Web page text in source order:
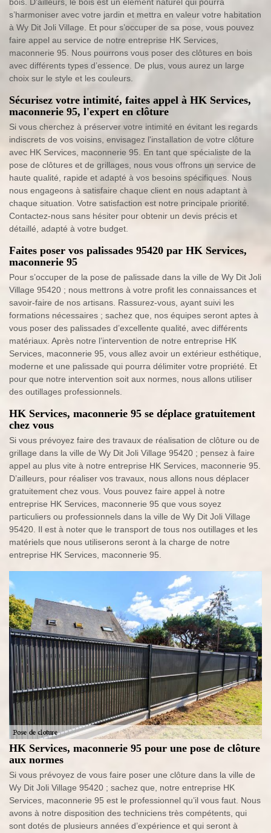
bois. D’ailleurs, le bois est un élément naturel qui pourra
s’harmoniser avec votre jardin et mettra en valeur votre habitation
à Wy Dit Joli Village. Et pour s’occuper de sa pose, vous pouvez
faire appel au service de notre entreprise HK Services,
maconnerie 95. Nous pourrons vous poser des clôtures en bois
avec différents types d’essence. De plus, vous aurez un large
choix sur le style et les couleurs.
Sécurisez votre intimité, faites appel à HK Services,
maconnerie 95, l'expert en clôture
Si vous cherchez à préserver votre intimité en évitant les regards
indiscrets de vos voisins, envisagez l'installation de votre clôture
avec HK Services, maconnerie 95. En tant que spécialiste de la
pose de clôtures et de grillages, nous vous offrons un service de
haute qualité, rapide et adapté à vos besoins spécifiques. Nous
nous engageons à satisfaire chaque client en nous adaptant à
chaque situation. Votre satisfaction est notre principale priorité.
Contactez-nous sans hésiter pour obtenir un devis précis et
détaillé, adapté à votre budget.
Faites poser vos palissades 95420 par HK Services,
maconnerie 95
Pour s’occuper de la pose de palissade dans la ville de Wy Dit Joli
Village 95420 ; nous mettrons à votre profit les connaissances et
savoir-faire de nos artisans. Rassurez-vous, ayant suivi les
formations nécessaires ; sachez que, nos équipes seront aptes à
vous poser des palissades d’excellente qualité, avec différents
matériaux. Après notre l’intervention de notre entreprise HK
Services, maconnerie 95, vous allez avoir un extérieur esthétique,
moderne et une palissade qui pourra délimiter votre propriété. Et
pour que notre intervention soit aux normes, nous allons utiliser
des outillages professionnels.
HK Services, maconnerie 95 se déplace gratuitement
chez vous
Si vous prévoyez faire des travaux de réalisation de clôture ou de
grillage dans la ville de Wy Dit Joli Village 95420 ; pensez à faire
appel au plus vite à notre entreprise HK Services, maconnerie 95.
D’ailleurs, pour réaliser vos travaux, nous allons nous déplacer
gratuitement chez vous. Vous pouvez faire appel à notre
entreprise HK Services, maconnerie 95 que vous soyez
particuliers ou professionnels dans la ville de Wy Dit Joli Village
95420. Il est à noter que le transport de tous nos outillages et les
matériels que nous utiliserons seront à la charge de notre
entreprise HK Services, maconnerie 95.
HK Services, maconnerie 95 pour une pose de clôture
aux normes
Si vous prévoyez de vous faire poser une clôture dans la ville de
Wy Dit Joli Village 95420 ; sachez que, notre entreprise HK
Services, maconnerie 95 est le professionnel qu’il vous faut. Nous
avons à notre disposition des techniciens très compétents, qui
sont dotés de plusieurs années d’expérience et qui seront à